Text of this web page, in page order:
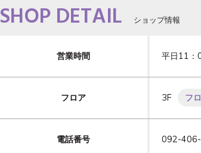
SHOP DETAIL ショップ情報
営業時間 平日11：
フロア 3F フ
電話番号 092-